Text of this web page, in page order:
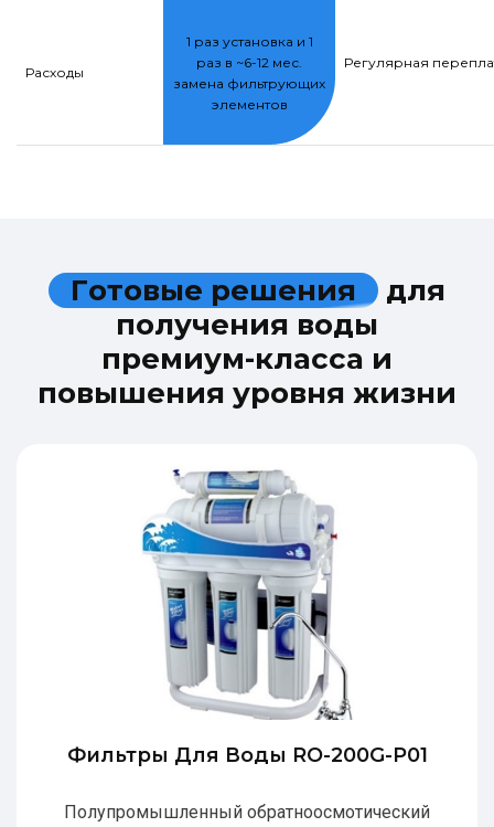
Расходы
1 раз установка и 1
раз в ~6-12 мес.
замена фильтрующих
элементов
Регулярная
Готовые решения для
получения воды
премиум-класса и
повышения уровня жизни
Фильтры Для Воды RO-200G-P01
Полупромышленный обратноосмотический